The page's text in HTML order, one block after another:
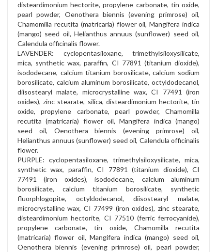
disteardimonium hectorite, propylene carbonate, tin oxide,
pearl powder, Oenothera biennis (evening primrose) oil,
Chamomilla recutita (matricaria) flower oil, Mangifera indica
(mango) seed oil, Helianthus annuus (sunflower) seed oil,
Calendula officinalis flower.
LAVENDER: cyclopentasiloxane, trimethylsiloxysilicate,
mica, synthetic wax, paraffin, CI 77891 (titanium dioxide),
isododecane, calcium titanium borosilicate, calcium sodium
borosilicate, calcium aluminum borosilicate, octyldodecanol,
diisostearyl malate, microcrystalline wax, CI 77491 (iron
oxides), zinc stearate, silica, disteardimonium hectorite, tin
oxide, propylene carbonate, pearl powder, Chamomilla
recutita (matricaria) flower oil, Mangifera indica (mango)
seed oil, Oenothera biennis (evening primrose) oil,
Helianthus annuus (sunflower) seed oil, Calendula officinalis
flower.
PURPLE: cyclopentasiloxane, trimethylsiloxysilicate, mica,
synthetic wax, paraffin, CI 77891 (titanium dioxide), CI
77491 (iron oxides), isododecane, calcium aluminum
borosilicate, calcium titanium borosilicate, synthetic
fluorphlogopite, octyldodecanol, diisostearyl malate,
microcrystalline wax, CI 77499 (iron oxides), zinc stearate,
disteardimonium hectorite, CI 77510 (ferric ferrocyanide),
propylene carbonate, tin oxide, Chamomilla recutita
(matricaria) flower oil, Mangifera indica (mango) seed oil,
Oenothera biennis (evening primrose) oil, pearl powder,